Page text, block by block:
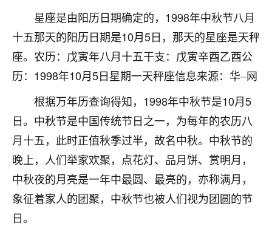
星座是由阳历日期确定的，1998年中秋节八月
十五那天的阳历日期是10月5日，那天的星座是天秤
座。农历：戊寅年八月十五干支：戊寅辛酉乙酉公
历：1998年10月5日星期一天秤座信息来源：华··网
根据万年历查询得知，1998年中秋节是10月5
日。中秋节是中国传统节日之一，为每年的农历八
月十五，此时正值秋季过半，故名中秋。中秋节的
晚上，人们举家欢聚，点花灯、品月饼、赏明月，
中秋夜的月亮是一年中最圆、最亮的，亦称满月，
象征着家人的团聚，中秋节也被人们视为团圆的节
日。
是我从找店开始都是找慧来老师跟进的，选
址、风水、还有开业日子，哪哪都看了，虽然
大环境不好，但是我家生意还可以，前几天又
刚找老师做了补财库，希望财运更好一点！
梦醒时分
我女儿高二叛逆，大半年不上学，一说她就要死要活
的，把我们两口子愁的不行，朋友给我推荐的慧来老
师，一开始我是病急乱投医，这半年来，法事一个个
做完，我女儿跟变了个人一样，不期望她能考多好的
大学，只要能安安稳稳的把书读了，身体心理都健健
康康的我就很知足了！